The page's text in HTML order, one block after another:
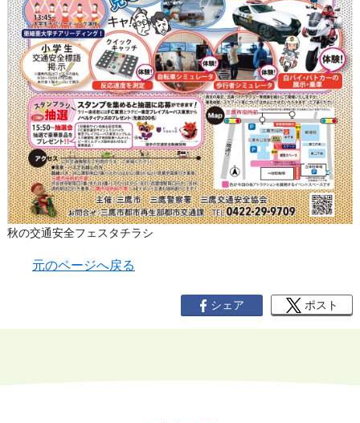
秋の交通安全フェスタチラシ
元のページへ戻る
シェア ポスト